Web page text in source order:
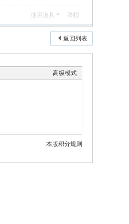
使用道具 举报
返回列表
高级模式
本版积分规则